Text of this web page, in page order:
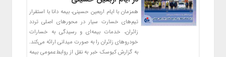
همزمان با ایام اربعین حسینی، بیمه دانا با استقرار
تیم‌های خسارت سیار در محورهای اصلی تردد
زائران، خدمات بیمه‌ای و رسیدگی به خسارات
خودروهای زائران را به‌ صورت میدانی ارائه می‌کند.
به گزارش کیوسک خبر به نقل از روابط‌عمومی بیمه